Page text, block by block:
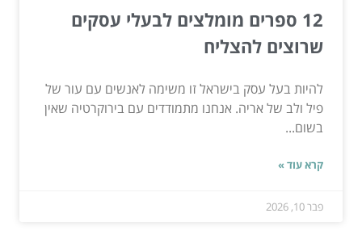
12 ספרים מומלצים לבעלי עסקים
שרוצים להצליח
להיות בעל עסק בישראל זו משימה לאנשים עם עור של
פיל ולב של אריה. אנחנו מתמודדים עם בירוקרטיה שאין
בשום...
קרא עוד »
פבר 10, 2026